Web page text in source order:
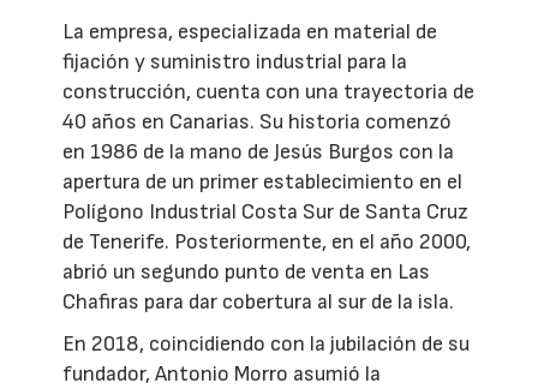
La empresa, especializada en material de
fijación y suministro industrial para la
construcción, cuenta con una trayectoria de
40 años en Canarias. Su historia comenzó
en 1986 de la mano de Jesús Burgos con la
apertura de un primer establecimiento en el
Polígono Industrial Costa Sur de Santa Cruz
de Tenerife. Posteriormente, en el año 2000,
abrió un segundo punto de venta en Las
Chafiras para dar cobertura al sur de la isla.
En 2018, coincidiendo con la jubilación de su
fundador, Antonio Morro asumió la